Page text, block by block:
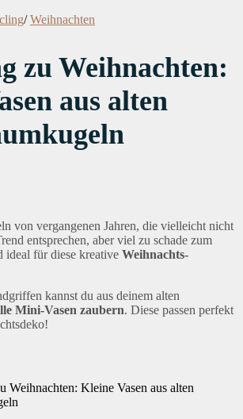
/ Weihnachten
zu Weihnachten:
aus alten
von vergangenen Jahren, die vielleicht nicht
entsprechen, aber viel zu schade zum
ideal für diese kreative Weihnachts-
kannst du aus deinem alten
Mini-Vasen zaubern. Diese passen perfekt